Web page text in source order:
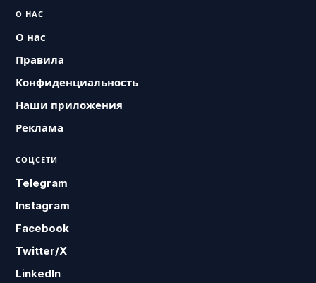
О НАС
О нас
Правила
Конфиденциальность
Наши приложения
Реклама
СОЦСЕТИ
Telegram
Instagram
Facebook
Twitter/X
LinkedIn